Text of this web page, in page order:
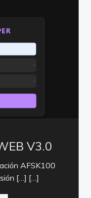
V3.0
AFSK100
[…] […]